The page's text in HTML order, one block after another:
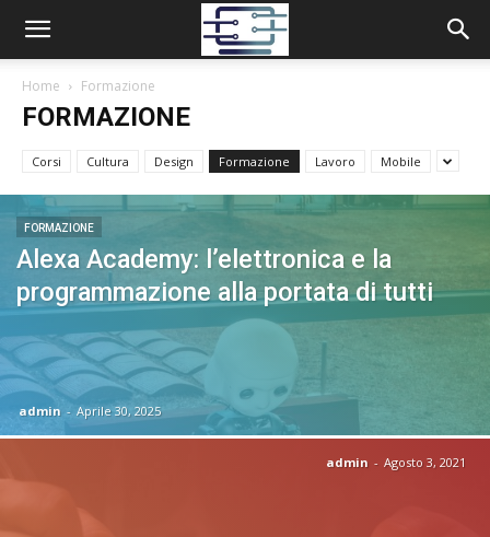
Home Formazione
FORMAZIONE
Corsi Cultura Design Formazione Lavoro Mobile
FORMAZIONE
Alexa Academy: l’elettronica e la
programmazione alla portata di tutti
admin - Aprile 30, 2025
admin - Agosto 3, 2021